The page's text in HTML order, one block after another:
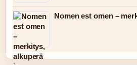
Nomen est omen –